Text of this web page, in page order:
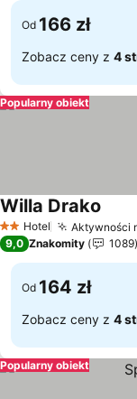
Od 166 zł
Zobacz ceny z 4
Popularny obiekt
2 Kategoria
Hotel Aktywności
Willa Drako
9,0 Znakomity 1089
Od 164 zł
Zobacz ceny z 4
Popularny obiekt